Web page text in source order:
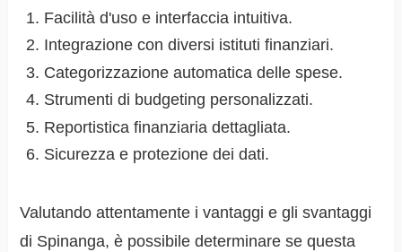
Facilità d'uso e interfaccia intuitiva.
Integrazione con diversi istituti finanziari.
Categorizzazione automatica delle spese.
Strumenti di budgeting personalizzati.
Reportistica finanziaria dettagliata.
Sicurezza e protezione dei dati.
Valutando attentamente i vantaggi e gli svantaggi
di Spinanga, è possibile determinare se questa